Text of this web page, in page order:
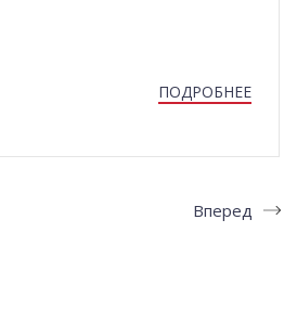
ПОДРОБНЕЕ
Вперед